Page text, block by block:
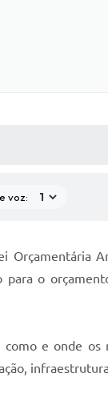
voz:
o
e onde os